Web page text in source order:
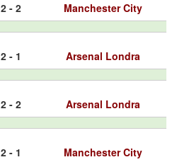
2 - 2 Manchester City
2 - 1 Arsenal Londra
2 - 2 Arsenal Londra
2 - 1 Manchester City